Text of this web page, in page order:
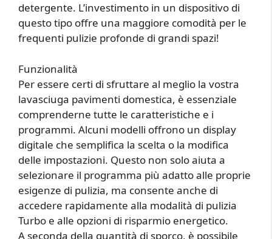
detergente. L’investimento in un dispositivo di
questo tipo offre una maggiore comodità per le
frequenti pulizie profonde di grandi spazi!
Funzionalità
Per essere certi di sfruttare al meglio la vostra
lavasciuga pavimenti domestica, è essenziale
comprenderne tutte le caratteristiche e i
programmi. Alcuni modelli offrono un display
digitale che semplifica la scelta o la modifica
delle impostazioni. Questo non solo aiuta a
selezionare il programma più adatto alle proprie
esigenze di pulizia, ma consente anche di
accedere rapidamente alla modalità di pulizia
Turbo e alle opzioni di risparmio energetico.
A seconda della quantità di sporco, è possibile